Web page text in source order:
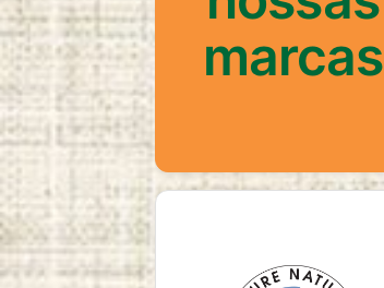
marcas
duration:
2 anos